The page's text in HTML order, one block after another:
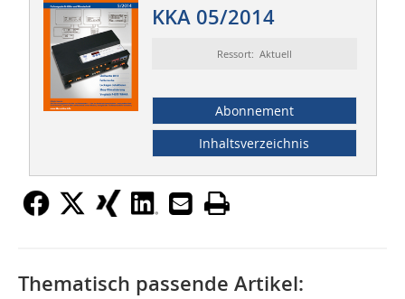
KKA 05/2014
Ressort: Aktuell
Abonnement
Inhaltsverzeichnis
Thematisch passende Artikel: